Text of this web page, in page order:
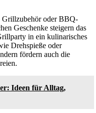
Grillzubehör oder BBQ-
Geschenke steigern das
in ein kulinarisches
Drehspieße oder
fördern auch die
Ideen für Alltag,